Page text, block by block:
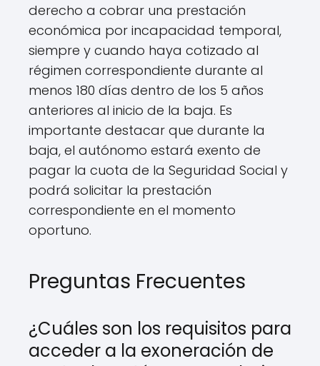
derecho a cobrar una prestación
económica por incapacidad temporal,
siempre y cuando haya cotizado al
régimen correspondiente durante al
menos 180 días dentro de los 5 años
anteriores al inicio de la baja. Es
importante destacar que durante la
baja, el autónomo estará exento de
pagar la cuota de la Seguridad Social y
podrá solicitar la prestación
correspondiente en el momento
oportuno.
Preguntas Frecuentes
¿Cuáles son los requisitos para
acceder a la exoneración de